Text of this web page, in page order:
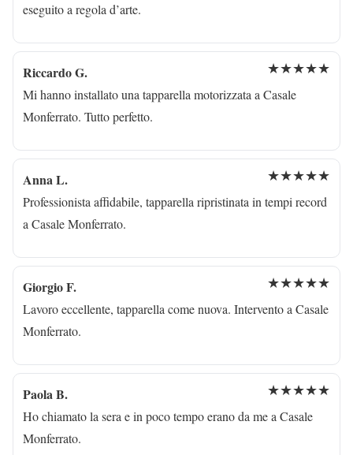
eseguito a regola d’arte.
Riccardo G. ★★★★★
Mi hanno installato una tapparella motorizzata a Casale
Monferrato. Tutto perfetto.
Anna L. ★★★★★
Professionista affidabile, tapparella ripristinata in tempi record
a Casale Monferrato.
Giorgio F. ★★★★★
Lavoro eccellente, tapparella come nuova. Intervento a Casale
Monferrato.
Paola B. ★★★★★
Ho chiamato la sera e in poco tempo erano da me a Casale
Monferrato.